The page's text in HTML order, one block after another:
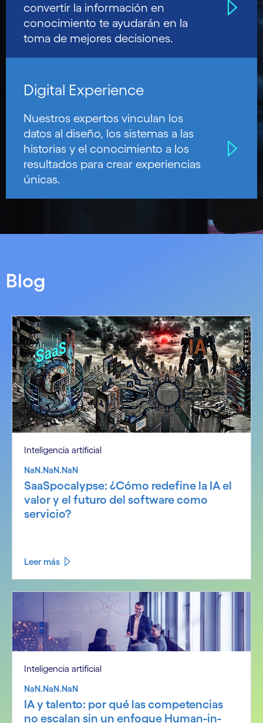
convertir la información en
conocimiento te ayudarán en la
toma de mejores decisiones.
Digital Experience
Nuestros expertos vinculan los
datos al diseño, los sistemas a las
historias y el conocimiento a los
resultados para crear experiencias
únicas.
Blog
Inteligencia artificial
NaN.NaN.NaN
SaaSpocalypse: ¿Cómo redefine la IA el
valor y el futuro del software como
servicio?
Leer más
Inteligencia artificial
NaN.NaN.NaN
IA y talento: por qué las competencias
no escalan sin un enfoque Human-in-